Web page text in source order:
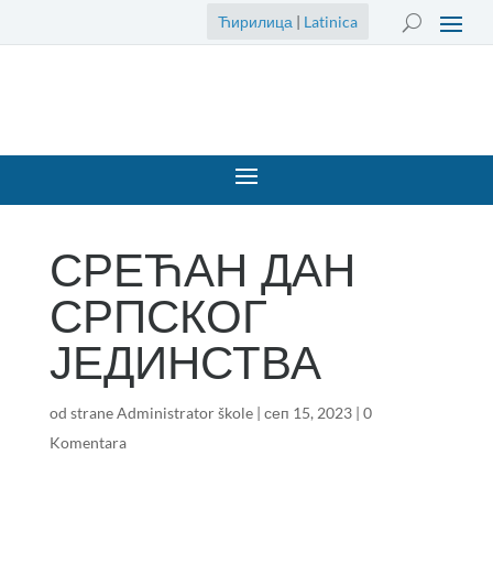
Ћирилица | Latinica
СРЕЋАН ДАН
СРПСКОГ
ЈЕДИНСТВА
od straneAdministrator škole| сеп 15, 2023| 0
Komentara